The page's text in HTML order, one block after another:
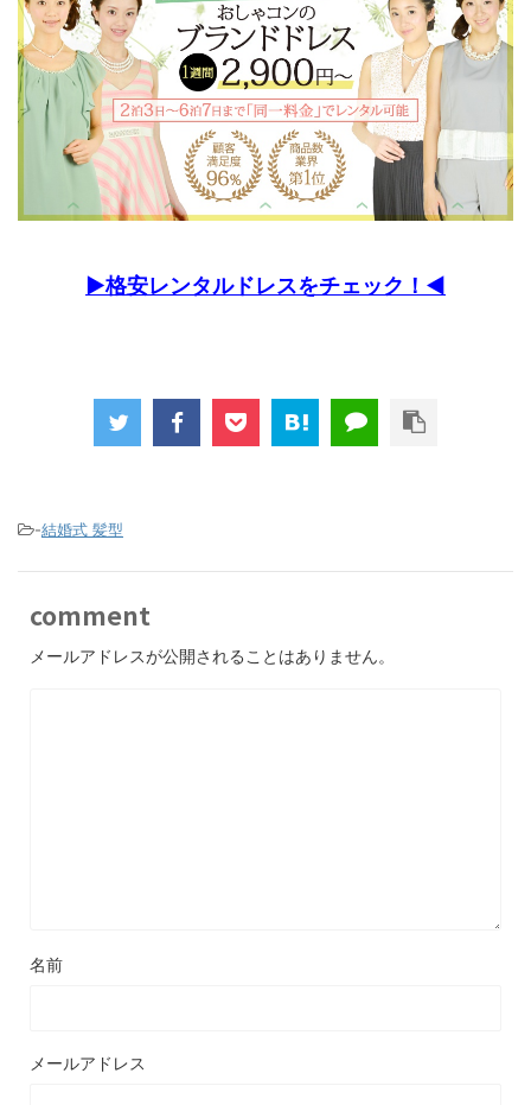
▶︎格安レンタルドレスをチェック！◀︎
-結婚式 髪型
comment
メールアドレスが公開されることはありません。
名前
メールアドレス